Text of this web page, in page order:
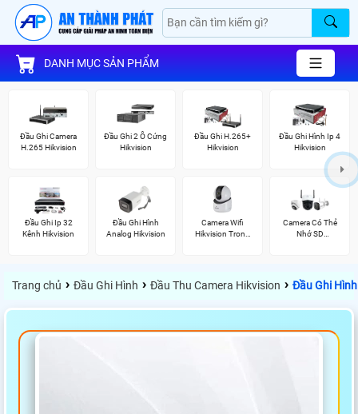
DANH MỤC SẢN PHẨM
Đầu Ghi Camera
H.265 Hikvision
Đầu Ghi 2 Ổ Cứng
Hikvision
Đầu Ghi H.265+
Hikvision
Đầu Ghi Hình Ip 4
Hikvision
Đầu Ghi Ip 32
Kênh Hikvision
Đầu Ghi Hình
Analog Hikvision
Camera Wifi
Hikvision Trong
Camera Có Thẻ
Nhớ SD
Trang chủ › Đầu Ghi Hình › Đầu Thu Camera Hikvision › Đầu Ghi